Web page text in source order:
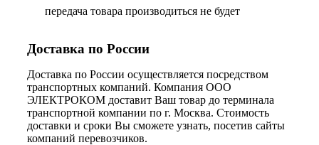
передача товара производиться не будет
Доставка по России
Доставка по России осуществляется посредством
транспортных компаний. Компания ООО
ЭЛЕКТРОКОМ доставит Ваш товар до терминала
транспортной компании по г. Москва. Стоимость
доставки и сроки Вы сможете узнать, посетив сайты
компаний перевозчиков.